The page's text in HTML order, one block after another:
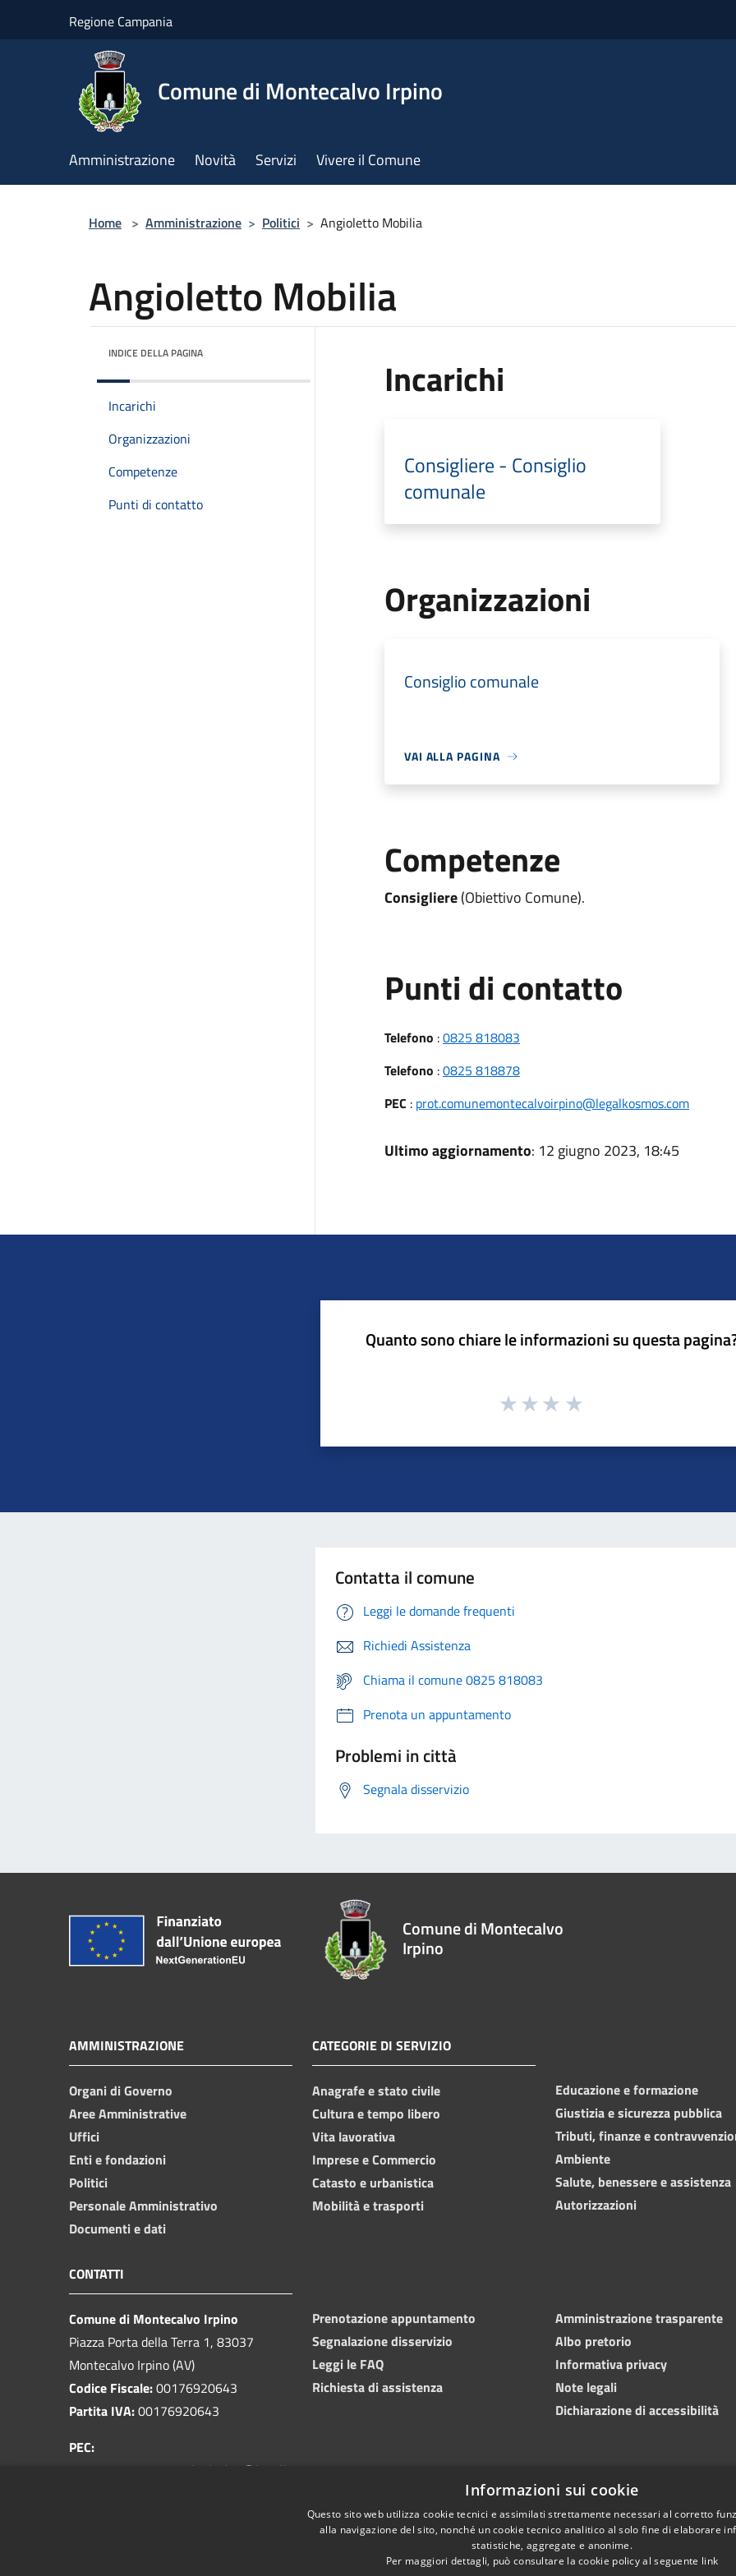
Regione Campania
Comune di Montecalvo Irpino
Amministrazione Novità Servizi Vivere il Comune
Home > Amministrazione > Politici > Angioletto Mobilia
Angioletto Mobilia
INDICE DELLA PAGINA
Incarichi
Organizzazioni
Competenze
Punti di contatto
Incarichi
Consigliere - Consiglio
comunale
Organizzazioni
Consiglio comunale
VAI ALLA PAGINA
Competenze
Consigliere(Obiettivo Comune).
Punti di contatto
Telefono :0825 818083
Telefono :0825 818878
PEC : prot.comunemontecalvoirpino@legalkosmos.com
Ultimo aggiornamento: 12 giugno 2023, 18:45
Quanto sono chiare le informazioni su questa
Contatta il comune
Leggi le domande frequenti
Richiedi Assistenza
Chiama il comune 0825 818083
Prenota un appuntamento
Problemi in città
Segnala disservizio
Comune di Montecalvo
Irpino
AMMINISTRAZIONE
Organi di Governo
Aree Amministrative
Uffici
Enti e fondazioni
Politici
Personale Amministrativo
Documenti e dati
CATEGORIE DI SERVIZIO
Anagrafe e stato civile
Cultura e tempo libero
Vita lavorativa
Imprese e Commercio
Catasto e urbanistica
Mobilità e trasporti
Educazione e formazione
Giustizia e sicurezza pubblica
Tributi, finanze e
Ambiente
Salute, benessere e assistenza
Autorizzazioni
CONTATTI
Comune di Montecalvo Irpino
Piazza Porta della Terra 1, 83037
Montecalvo Irpino (AV)
Codice Fiscale:00176920643
Partita IVA:00176920643
PEC:
prot.comunemontecalvoirpino@legalkosmos.com
Prenotazione appuntamento
Segnalazione disservizio
Leggi le FAQ
Richiesta di assistenza
Amministrazione trasparente
Albo pretorio
Informativa privacy
Note legali
Dichiarazione di accessibilità
Informazioni sui cookie
Questo sito web utilizza cookie tecnici e assimilati strettamente necessari al corretto
alla navigazione del sito, nonché un cookie tecnico analitico al solo fine di elaborare
statistiche, aggregate e anonime.
Per maggiori dettagli, può consultare la cookie policy al seguente link